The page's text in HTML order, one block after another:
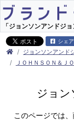
「ジョンソンアンドジ
シェア
ジョンソンアンド
ＪＯＨＮＳＯＮ＆Ｊ
ジョン
このページでは